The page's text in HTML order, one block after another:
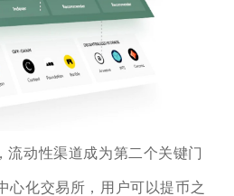
流动性渠道成为第二个关键门
心化交易所，用户可以提币之